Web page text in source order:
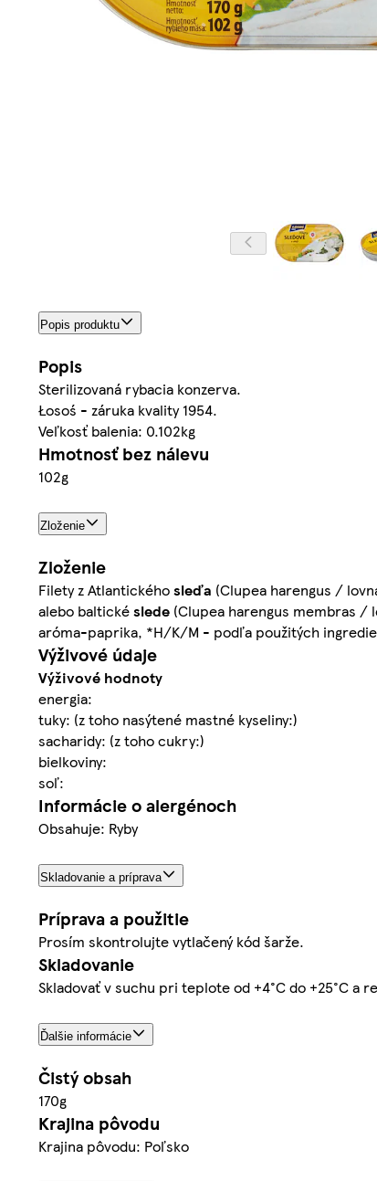
Popis produktu
Popis
Sterilizovaná rybacia konzerva.
Łosoś - záruka kvality 1954.
Veľkosť balenia: 0.102kg
Hmotnosť bez nálevu
102g
Zloženie
Zloženie
Filety z Atlantickéhosleďa (Clupea harengus /
alebo baltickéslede (Clupea harengus membras /
aróma-paprika, *H/K/M - podľa použitých
Výživové údaje
Výživové hodnoty
energia:
tuky: (z toho nasýtené mastné kyseliny:)
sacharidy: (z toho cukry:)
bielkoviny:
soľ:
Informácie o alergénoch
Obsahuje: Ryby
Skladovanie a príprava
Príprava a použitie
Prosím skontrolujte vytlačený kód šarže.
Skladovanie
Skladovať v suchu pri teplote od +4°C do +25°C
Ďalšie informácie
Čistý obsah
170g
Krajina pôvodu
Krajina pôvodu: Poľsko